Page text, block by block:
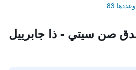
83
صن سيتي - ذا جابرييل